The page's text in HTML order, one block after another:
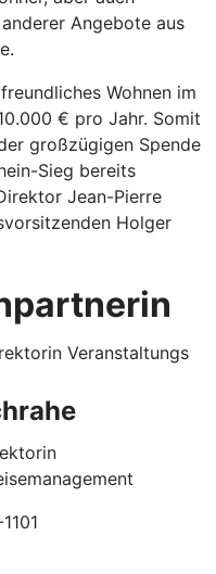
Angebote aus
Wohnen im
€ pro Jahr. Somit
großzügigen Spende
Sieg bereits
Jean-Pierre
Holger